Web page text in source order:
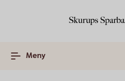
Meny